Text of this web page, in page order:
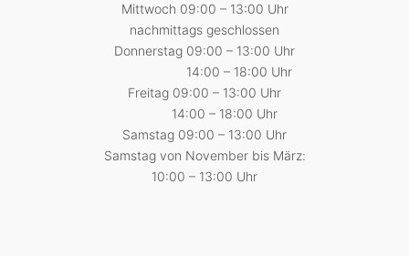
Mittwoch 09:00 – 13:00 Uhr
nachmittags geschlossen
Donnerstag 09:00 – 13:00 Uhr
14:00 – 18:00 Uhr
Freitag 09:00 – 13:00 Uhr
14:00 – 18:00 Uhr
Samstag 09:00 – 13:00 Uhr
Samstag von November bis März:
10:00 – 13:00 Uhr